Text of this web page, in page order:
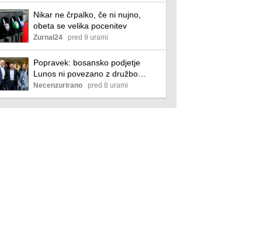
Nikar ne črpalko, če ni nujno,
obeta se velika pocenitev
Zurnal24 pred 9 urami
Popravek: bosansko podjetje
Lunos ni povezano z družbo
Lunos Slovenija
Necenzurirano pred 8 urami